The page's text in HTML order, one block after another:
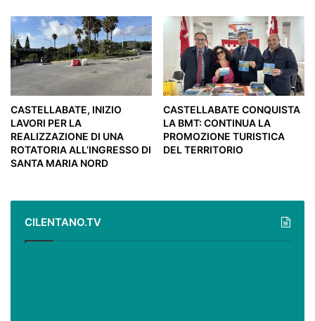
CASTELLABATE, INIZIO
LAVORI PER LA
REALIZZAZIONE DI UNA
ROTATORIA ALL’INGRESSO DI
SANTA MARIA NORD
CASTELLABATE CONQUISTA
LA BMT: CONTINUA LA
PROMOZIONE TURISTICA
DEL TERRITORIO
CILENTANO.TV